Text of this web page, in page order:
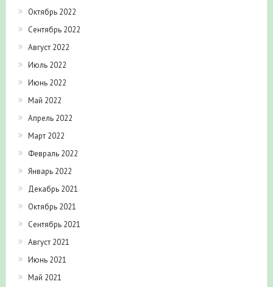
Октябрь 2022
Сентябрь 2022
Август 2022
Июль 2022
Июнь 2022
Май 2022
Апрель 2022
Март 2022
Февраль 2022
Январь 2022
Декабрь 2021
Октябрь 2021
Сентябрь 2021
Август 2021
Июнь 2021
Май 2021